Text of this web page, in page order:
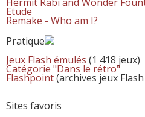
Etude
Remake - Who am I?
Pratique
Jeux Flash émulés (1 418 jeux)
Catégorie "Dans le rétro"
Flashpoint(archives jeux
Sites favoris